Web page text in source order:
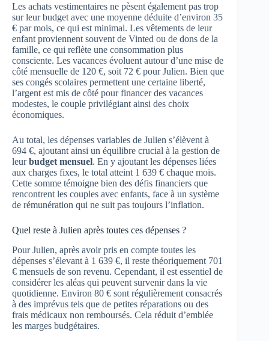
Les achats vestimentaires ne pèsent également pas trop
sur leur budget avec une moyenne déduite d’environ 35
€ par mois, ce qui est minimal. Les vêtements de leur
enfant proviennent souvent de Vinted ou de dons de la
famille, ce qui reflète une consommation plus
consciente. Les vacances évoluent autour d’une mise de
côté mensuelle de 120 €, soit 72 € pour Julien. Bien que
ses congés scolaires permettent une certaine liberté,
l’argent est mis de côté pour financer des vacances
modestes, le couple privilégiant ainsi des choix
économiques.
Au total, les dépenses variables de Julien s’élèvent à
694 €, ajoutant ainsi un équilibre crucial à la gestion de
leurbudget mensuel. En y ajoutant les dépenses liées
aux charges fixes, le total atteint 1 639 € chaque mois.
Cette somme témoigne bien des défis financiers que
rencontrent les couples avec enfants, face à un système
de rémunération qui ne suit pas toujours l’inflation.
Quel reste à Julien après toutes ces dépenses ?
Pour Julien, après avoir pris en compte toutes les
dépenses s’élevant à 1 639 €, il reste théoriquement 701
€ mensuels de son revenu. Cependant, il est essentiel de
considérer les aléas qui peuvent survenir dans la vie
quotidienne. Environ 80 € sont régulièrement consacrés
à des imprévus tels que de petites réparations ou des
frais médicaux non remboursés. Cela réduit d’emblée
les marges budgétaires.